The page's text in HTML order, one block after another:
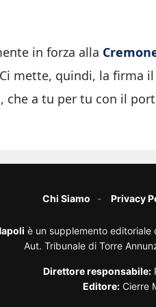
in forza alla
mette, quindi, la firma il
che a tu per tu con il
Chi Siamo Privacy
è un supplemento editoriale
Aut. Tribunale di Torre
Direttore responsabile:
Editore: Cierre